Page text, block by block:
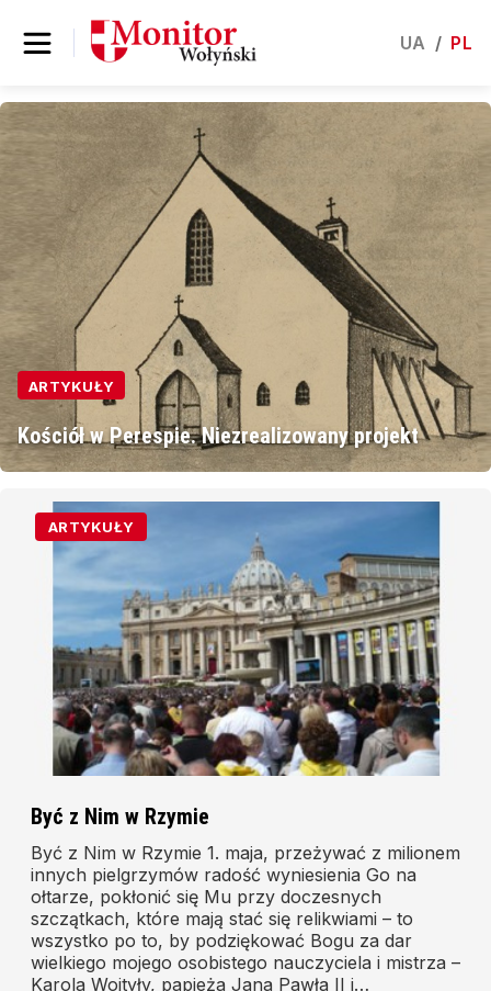
UA / PL
ARTYKUŁY
Kościół w Perespie. Niezrealizowany projekt
ARTYKUŁY
Być z Nim w Rzymie
Być z Nim w Rzymie 1. maja, przeżywać z milionem
innych pielgrzymów radość wyniesienia Go na
ołtarze, pokłonić się Mu przy doczesnych
szczątkach, które mają stać się relikwiami – to
wszystko po to, by podziękować Bogu za dar
wielkiego mojego osobistego nauczyciela i mistrza –
Karola Wojtyły, papieża Jana Pawła II i